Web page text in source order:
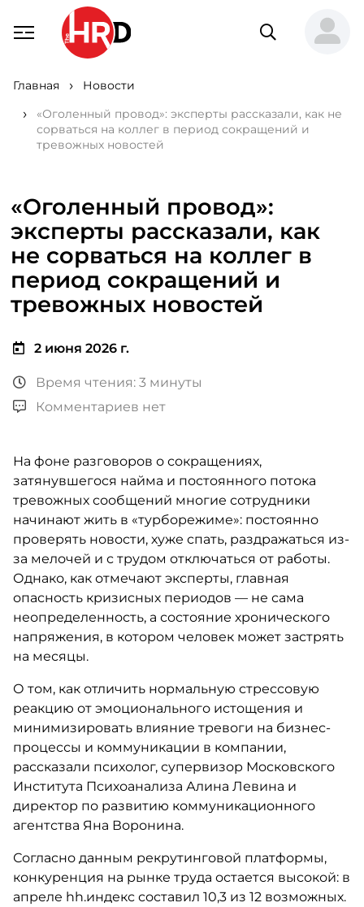
Главная
Новости
«Оголенный провод»: эксперты рассказали, как не
сорваться на коллег в период сокращений и
тревожных новостей
«Оголенный провод»:
эксперты рассказали, как
не сорваться на коллег в
период сокращений и
тревожных новостей
2 июня 2026 г.
Время чтения: 3 минуты
Комментариев нет
На фоне разговоров о сокращениях,
затянувшегося найма и постоянного потока
тревожных сообщений многие сотрудники
начинают жить в «турборежиме»: постоянно
проверять новости, хуже спать, раздражаться из-
за мелочей и с трудом отключаться от работы.
Однако, как отмечают эксперты, главная
опасность кризисных периодов — не сама
неопределенность, а состояние хронического
напряжения, в котором человек может застрять
на месяцы.
О том, как отличить нормальную стрессовую
реакцию от эмоционального истощения и
минимизировать влияние тревоги на бизнес-
процессы и коммуникации в компании,
рассказали психолог, супервизор Московского
Института Психоанализа Алина Левина и
директор по развитию коммуникационного
агентства Яна Воронина.
Согласно данным рекрутинговой платформы,
конкуренция на рынке труда остается высокой: в
апреле hh.индекс составил 10,3 из 12 возможных.